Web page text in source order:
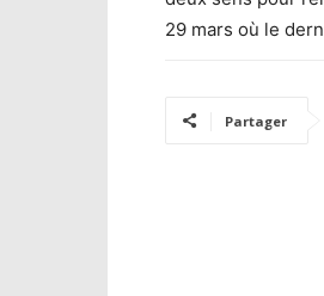
29 mars où le
Partager